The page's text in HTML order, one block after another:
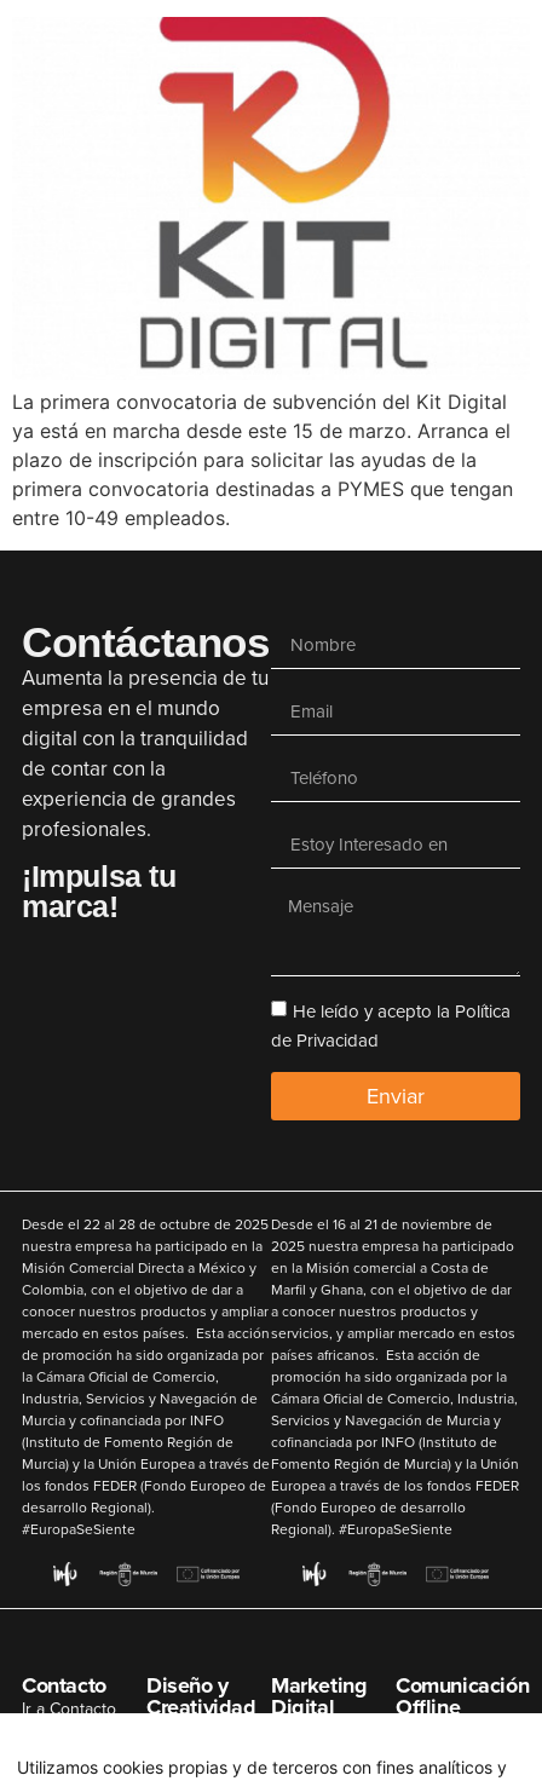
La primera convocatoria de subvención del Kit Digital
ya está en marcha desde este 15 de marzo. Arranca el
plazo de inscripción para solicitar las ayudas de la
primera convocatoria destinadas a PYMES que tengan
entre 10-49 empleados.
Contáctanos
Aumenta la presencia de tu
empresa en el mundo
digital con la tranquilidad
de contar con la
experiencia de grandes
profesionales.
¡Impulsa tu
marca!
He leído y acepto la Política
de Privacidad
Enviar
Desde el 22 al 28 de octubre de 2025
nuestra empresa ha participado en la
Misión Comercial Directa a México y
Colombia, con el objetivo dedar a
conocer nuestros productos y ampliar
mercado en estos países. Esta acción
de promoción ha sido organizada por
la Cámara Oficial de Comercio,
Industria, Servicios y Navegación de
Murcia y cofinanciada por INFO
(Instituto de Fomento Región de
Murcia) y la Unión Europeaa través de
los fondos FEDER(Fondo Europeo de
desarrollo Regional).
#EuropaSeSiente
Desde el 16 al 21 de noviembre de
2025 nuestra empresa ha participado
en la Misión comercial a Costa de
Marfil y Ghana, con el objetivo dedar
a conocer nuestros productos y
servicios, y ampliar mercado en estos
países africanos. Esta acción de
promoción ha sido organizada por la
Cámara Oficial de Comercio, Industria,
Servicios y Navegación de Murcia y
cofinanciada por INFO(Instituto de
Fomento Región de Murcia) y la Unión
Europeaa través de los fondos FEDER
(Fondo Europeo de desarrollo
Regional). #EuropaSeSiente
Contacto
Ir a Contacto
Diseño y
Creatividad
Redes Sociales
Marketing
Digital
SEO
Comunicación
Offline
Eventos
Utilizamos cookies propias y de terceros con fines analíticos y